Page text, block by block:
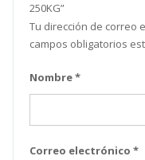
250KG”
Tu dirección de correo
campos obligatorios
Nombre*
Correo electrónico *